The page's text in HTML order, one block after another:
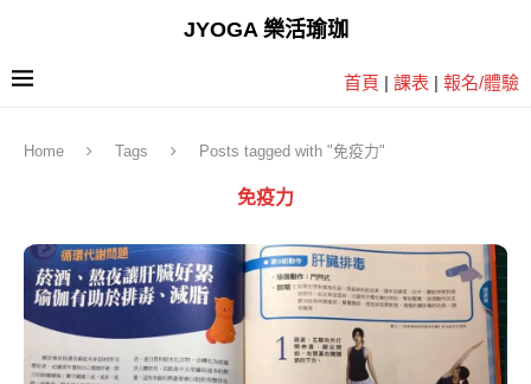
JYOGA 樂活瑜珈
首頁 | 課表 | 報名/體驗
Home Tags Posts tagged with "免疫力"
免疫力